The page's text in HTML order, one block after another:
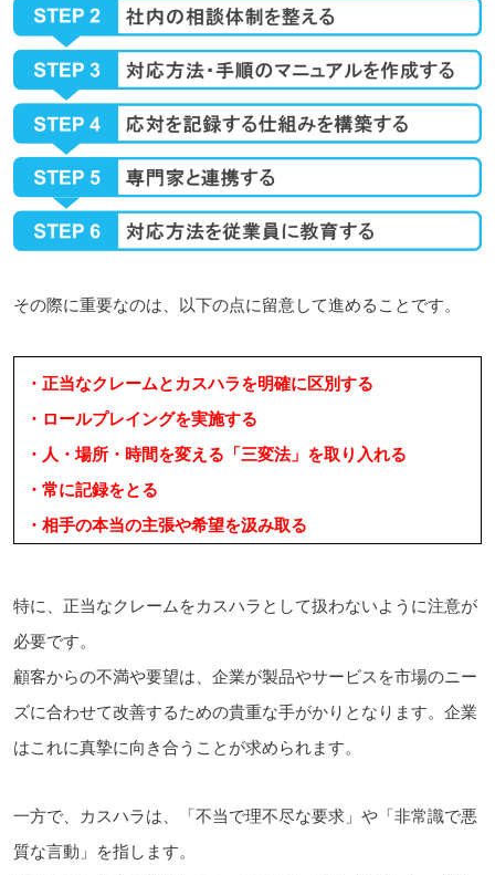
その際に重要なのは、以下の点に留意して進めることです。
・正当なクレームとカスハラを明確に区別する
・ロールプレイングを実施する
・人・場所・時間を変える「三変法」を取り入れる
・常に記録をとる
・相手の本当の主張や希望を汲み取る
特に、正当なクレームをカスハラとして扱わないように注意が
必要です。
顧客からの不満や要望は、企業が製品やサービスを市場のニー
ズに合わせて改善するための貴重な手がかりとなります。企業
はこれに真摯に向き合うことが求められます。
一方で、カスハラは、「不当で理不尽な要求」や「非常識で悪
質な言動」を指します。